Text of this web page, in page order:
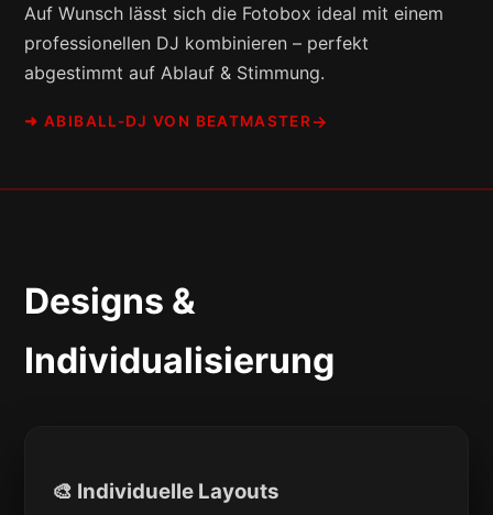
Auf Wunsch lässt sich die Fotobox ideal mit einem
professionellen DJ kombinieren – perfekt
abgestimmt auf Ablauf & Stimmung.
➜ ABIBALL-DJ VON BEATMASTER
Designs &
Individualisierung
🎨 Individuelle Layouts